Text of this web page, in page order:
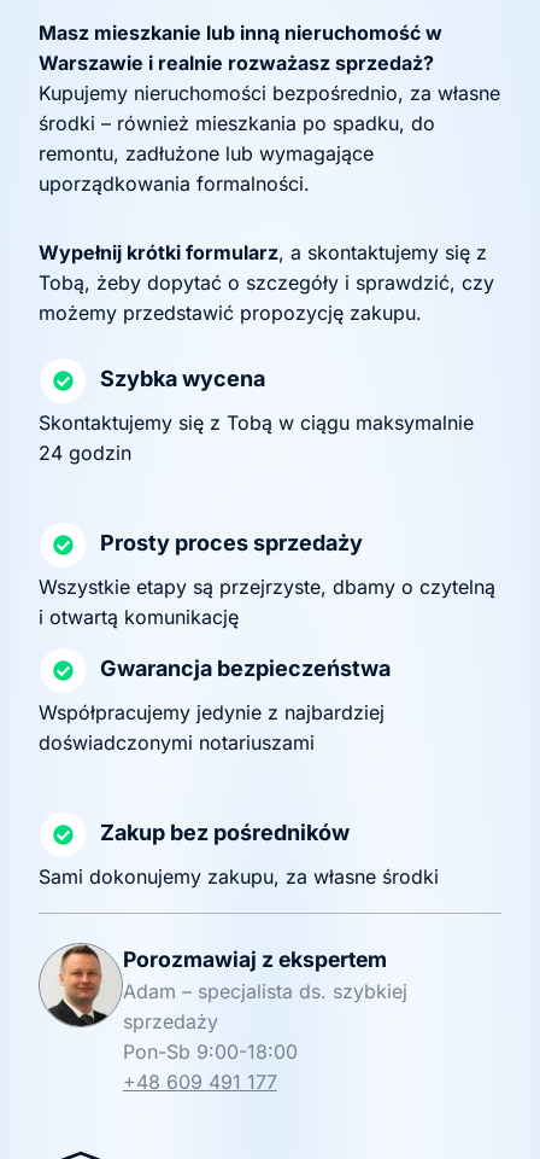
Masz mieszkanie lub inną nieruchomość w
Warszawie i realnie rozważasz sprzedaż?
Kupujemy nieruchomości bezpośrednio, za własne
środki – również mieszkania po spadku, do
remontu, zadłużone lub wymagające
uporządkowania formalności.
Wypełnij krótki formularz, a skontaktujemy się z
Tobą, żeby dopytać o szczegóły i sprawdzić, czy
możemy przedstawić propozycję zakupu.
Szybka wycena
Skontaktujemy się z Tobą w ciągu maksymalnie
24 godzin
Prosty proces sprzedaży
Wszystkie etapy są przejrzyste, dbamy o czytelną
i otwartą komunikację
Gwarancja bezpieczeństwa
Współpracujemy jedynie z najbardziej
doświadczonymi notariuszami
Zakup bez pośredników
Sami dokonujemy zakupu, za własne środki
Porozmawiaj z ekspertem
Adam – specjalista ds. szybkiej
sprzedaży
Pon-Sb 9:00-18:00
+48 609 491 177